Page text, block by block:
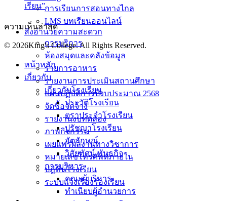
การเรียนการสอนทางไกล
LMS บทเรียนออนไลน์
สิ่งอำนวยความสะดวก
การบริการ
ห้องสมุดและคลังข้อมูล
รายการอาหาร
รายงานการประเมินสถานศึกษา
แผนปฏิบัติการปีงบประมาณ 2568
จัดซื้อจัดจ้าง
รายงานงบทดลอง
ภาพกิจกรรม
เผยแพร่ผลงานทางวิชาการ
หมายเลขโทรศัพท์ภายใน
ปฎิทินโรงเรียน
ระบบแจ้งเรื่องร้องเรียน
เรียน”
ความเห็นล่าสุด
© 2026King's College. All Rights Reserved.
หน้าหลัก
เกี่ยวกับ
เกี่ยวกับโรงเรียน
ประวัติโรงเรียน
ตราประจำโรงเรียน
ปรัชญาโรงเรียน
อัตลักษณ์
วิสัยทัศน์ พันธกิจ
การบริหาร
คณะผู้บริหาร
ทำเนียบผู้อำนวยการ